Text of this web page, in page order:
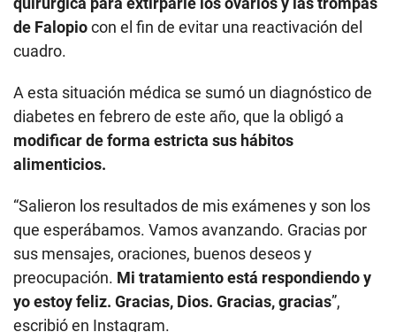
de Falopiocon el fin de evitar una reactivación del
cuadro.
A esta situación médica se sumó un diagnóstico de
diabetes en febrero de este año, que la obligó a
modificar de forma estricta sus hábitos
alimenticios.
“Salieron los resultados de mis exámenes y son los
que esperábamos. Vamos avanzando. Gracias por
sus mensajes, oraciones, buenos deseos y
preocupación. Mi tratamiento está respondiendo y
yo estoy feliz. Gracias, Dios. Gracias, gracias”,
escribió en Instagram.